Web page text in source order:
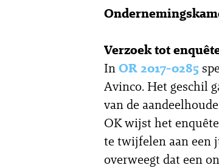
Verzoek tot
InOR 2017-0285
Avinco. Het geschil
van de
OK wijst het
te twijfelen aan een
overweegt dat een